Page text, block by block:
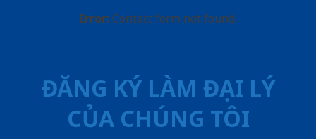
Error: Contact form not found.
ĐĂNG KÝ LÀM ĐẠI LÝ
CỦA CHÚNG TÔI